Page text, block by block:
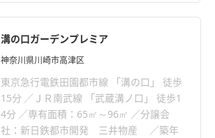
溝の口ガーデンプレミア
神奈川県川崎市高津区
東京急行電鉄田園都市線 「溝の口」 徒歩
15分
ＪＲ南武線 「武蔵溝ノ口」 徒歩1
4分
専有面積：65㎡～96㎡
分譲会
社：新日鉄都市開発 三井物産
築年